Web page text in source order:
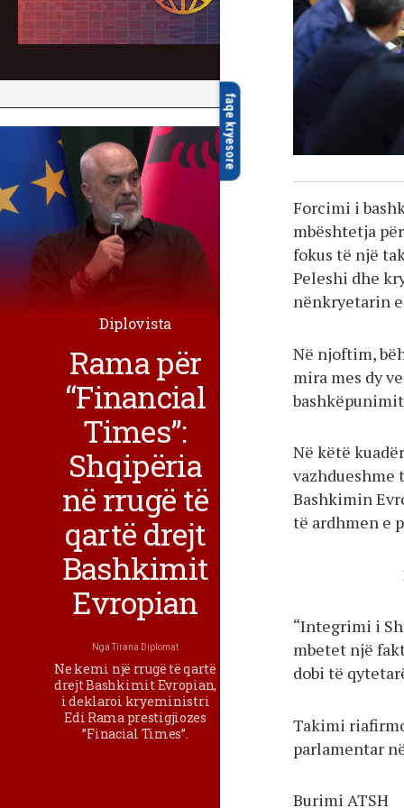
faqe kryesore
Forcimi i
mbështetja
fokus të një
Peleshi dhe
nënkryetarin
Në njoftim,
mira mes dy
Në këtë
vazhdueshme
Bashkimin
të ardhmen e
“Integrimi i
mbetet një
dobi të
Takimi
parlamentar
Burimi ATSH
Diplovista
Rama për
“Financial
Times”:
Shqipëria
në rrugë të
qartë drejt
Bashkimit
Evropian
NgaTirana Diplomat
Ne kemi një rrugë të qartë
drejt Bashkimit Evropian,
i deklaroi kryeministri
Edi Rama prestigjiozes
”Finacial Times”.